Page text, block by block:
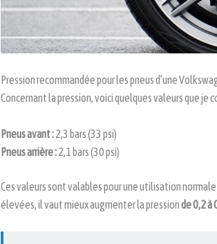
Pression recommandée pour les pneus d’une
Concernant la pression, voici quelques valeurs que je
Pneus avant :2,3 bars (33 psi)
Pneus arrière :2,1 bars (30 psi)
Ces valeurs sont valables pour une utilisation
élevées, il vaut mieux augmenter la pressionde 0,2 à